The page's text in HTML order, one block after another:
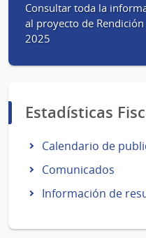
Consultar toda la
al proyecto de Rendición
2025
Estadísticas
Calendario de
Comunicados
Información de